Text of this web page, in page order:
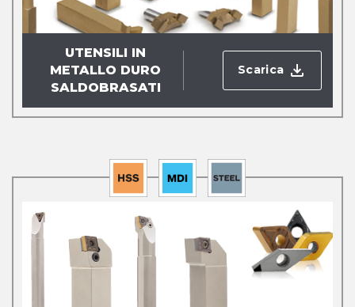
UTENSILI IN
METALLO DURO
SALDOBRASATI
Scarica